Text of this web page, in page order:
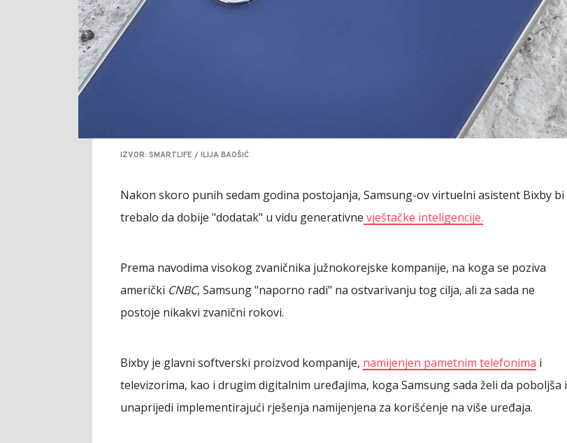
IZVOR: SMARTLIFE / ILIJA BAOŠIĆ
Nakon skoro punih sedam godina postojanja, Samsung-ov virtuelni asistent Bixby bi
trebalo da dobije "dodatak" u vidu generativne vještačke inteligencije.
Prema navodima visokog zvaničnika južnokorejske kompanije, na koga se poziva
američki CNBC, Samsung "naporno radi" na ostvarivanju tog cilja, ali za sada ne
postoje nikakvi zvanični rokovi.
Bixby je glavni softverski proizvod kompanije, namijenjen pametnim telefonima i
televizorima, kao i drugim digitalnim uređajima, koga Samsung sada želi da poboljša i
unaprijedi implementirajući rješenja namijenjena za korišćenje na više uređaja.